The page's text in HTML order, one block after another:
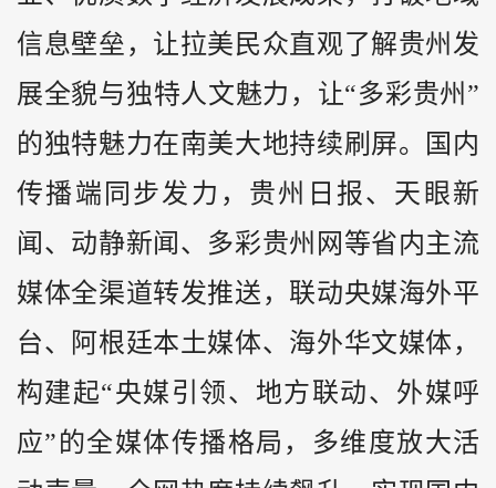
信息壁垒，让拉美民众直观了解贵州发
展全貌与独特人文魅力，让“多彩贵州”
的独特魅力在南美大地持续刷屏。国内
传播端同步发力，贵州日报、天眼新
闻、动静新闻、多彩贵州网等省内主流
媒体全渠道转发推送，联动央媒海外平
台、阿根廷本土媒体、海外华文媒体，
构建起“央媒引领、地方联动、外媒呼
应”的全媒体传播格局，多维度放大活